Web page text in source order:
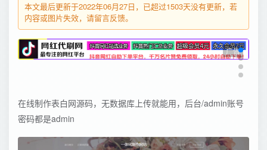
本文最后更新于2022年06月27日，已超过1503天没有更新，若
内容或图片失效，请留言反馈。
广告
在线制作表白网源码，无数据库上传就能用，后台/admin账号
密码都是admin